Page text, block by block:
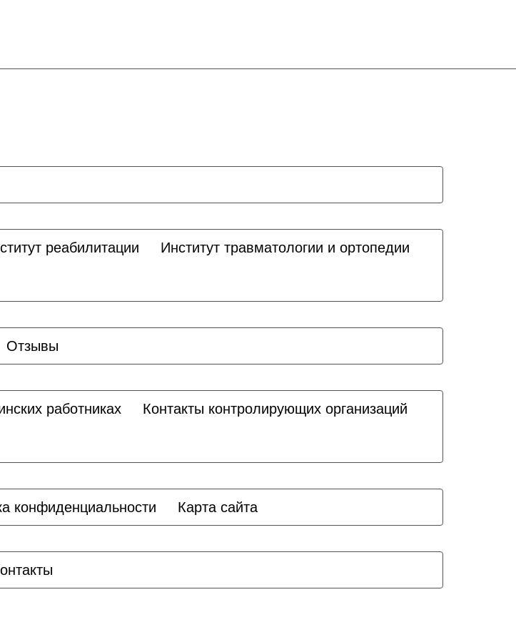
реабилитации Институт травматологии и ортопедии
Отзывы
работниках Контакты контролирующих организаций
конфиденциальности Карта сайта